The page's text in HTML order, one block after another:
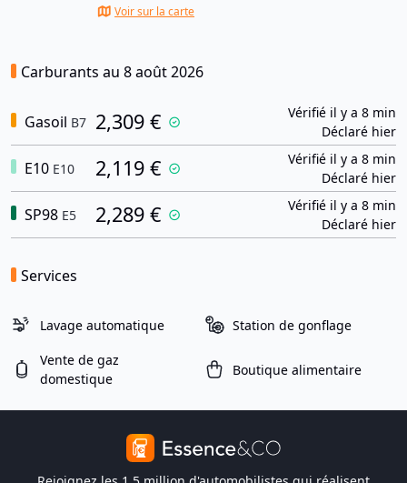
Voir sur la carte
Carburants au 8 août 2026
Gasoil B7 2,309 €
Vérifié il y a 8 min
Déclaré hier
E10 E10 2,119 €
Vérifié il y a 8 min
Déclaré hier
SP98 E5 2,289 €
Vérifié il y a 8 min
Déclaré hier
Services
Lavage automatique Station de gonflage
Vente de gaz
domestique
Boutique alimentaire